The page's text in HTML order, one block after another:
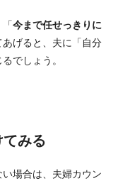
「今まで任せっきりに
げると、夫に「自分
でしょう。
みる
場合は、夫婦カウン